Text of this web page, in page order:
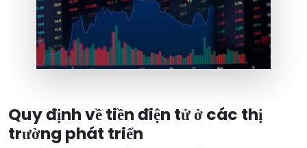
Quy định về tiền điện tử ở các thị
trường phát triển